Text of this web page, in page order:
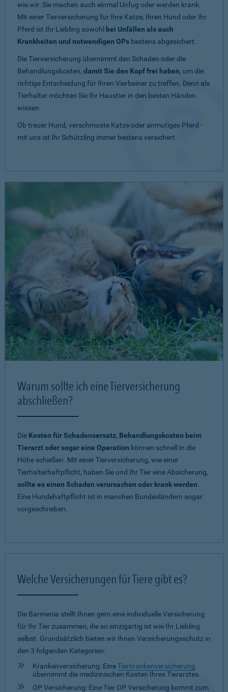
wie wir: Sie machen auch einmal Unfug oder werden krank.
Mit einer Tierversicherung für Ihre Katze, Ihren Hund oder Ihr
Pferd ist Ihr Liebling sowohl
bei Unfällen als auch
Krankheiten und notwendigen OPs bestens abgesichert.
Die Tierversicherung übernimmt den Schaden oder die
Behandlungskosten, damit Sie den Kopf frei haben, um die
richtige Entscheidung für Ihren Vierbeiner zu treffen. Denn als
Tierhalter möchten Sie Ihr Haustier in den besten Händen
wissen.
Ob treuer Hund, verschmuste Katze oder anmutiges Pferd -
mit uns ist Ihr Schützling immer bestens versichert.
Warum sollte ich eine Tierversicherung
abschließen?
Die Kosten für Schadensersatz, Behandlungskosten beim
Tierarzt oder sogar eine Operation können schnell in die
Höhe schießen. Mit einer Tierversicherung, wie einer
Tierhalterhaftpflicht, haben Sie und Ihr Tier eine Absicherung,
sollte es einen Schaden verursachen oder krank werden.
Eine Hundehaftpflicht ist in manchen Bundesländern sogar
vorgeschrieben.
Welche Versicherungen für Tiere gibt es?
Die Barmenia stellt Ihnen gern eine individuelle Versicherung
für Ihr Tier zusammen, die so einzigartig ist wie Ihr Liebling
selbst. Grundsätzlich bieten wir Ihnen Versicherungsschutz in
den 3 folgenden Kategorien:
Krankenversicherung: EineTierkrankenversicherung
übernimmt die medizinischen Kosten Ihres Tierarztes.
OP Versicherung: Eine Tier OP Versicherung kommt zum